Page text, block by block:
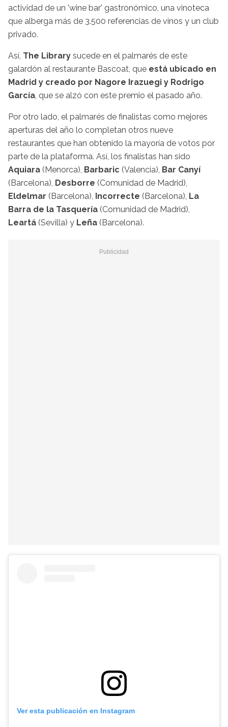
actividad de un 'wine bar' gastronómico, una vinoteca
que alberga más de 3.500 referencias de vinos y un club
privado.
Así, The Library sucede en el palmarés de este
galardón al restaurante Bascoat, que está ubicado en
Madrid y creado por Nagore Irazuegi y Rodrigo
García, que se alzó con este premio el pasado año.
Por otro lado, el palmarés de finalistas como mejores
aperturas del año lo completan otros nueve
restaurantes que han obtenido la mayoría de votos por
parte de la plataforma. Así, los finalistas han sido
Aquiara (Menorca), Barbaric (Valencia), Bar Canyí
(Barcelona), Desborre (Comunidad de Madrid),
Eldelmar (Barcelona), Incorrecte (Barcelona), La
Barra de la Tasquería (Comunidad de Madrid),
Leartá (Sevilla) y Leña (Barcelona).
Ver esta publicación en Instagram